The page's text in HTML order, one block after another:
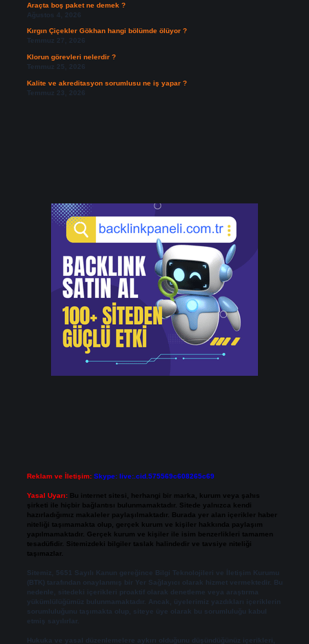
Araçta boş paket ne demek ?
Ağustos 4, 2026
Kırgın Çiçekler Gökhan hangi bölümde ölüyor ?
Temmuz 27, 2026
Klorun görevleri nelerdir ?
Temmuz 25, 2026
Kalite ve akreditasyon sorumlusu ne iş yapar ?
Temmuz 23, 2026
Reklam ve İletişim: Skype: live:.cid.575569c608265c69
Yasal Uyarı: Bu internet sitesi, herhangi bir marka, kurum veya şahıs
şirketi ile hiçbir bağlantısı bulunmamaktadır. Sitede yalnızca kendi
hazırladığımız makaleler paylaşılmaktadır. Burada yer alan içerikler haber
niteliği taşımamakta olup, gerçek kurum ve kişiler hakkında paylaşım
yapılmamaktadır. Gerçek kurum ve kişiler ile isim benzerlikleri tamamen
tesadüfidir. Sitemizdeki bilgiler taslak halindedir ve tavsiye niteliği
taşımazlar.
Sitemiz, 5651 Sayılı Kanun gereğince Bilgi Teknolojileri ve İletişim Kurumu
(BTK) tarafından onaylanmış bir Yer Sağlayıcı olarak hizmet vermektedir. Bu
nedenle, sitedeki içerikleri proaktif olarak denetleme veya araştırma
yükümlülüğümüz bulunmamaktadır. Ancak, üyelerimiz yazdıkları içeriklerin
sorumluluğunu taşımakta olup, siteye üye olarak bu sorumluluğu kabul
etmiş sayılırlar.
Hukuka ve yasal düzenlemelere aykırı olduğunu düşündüğünüz içerikleri,